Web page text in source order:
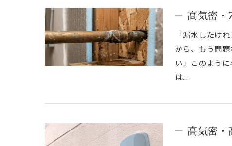
高気密
「漏水したけ
から、もう問
い」このよう
は...
高気密・